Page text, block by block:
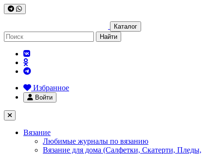
Каталог
Найти
Избранное
Войти
Вязание
Любимые журналы по вязанию
Вязание для дома (Салфетки, Скатерти, Пледы,